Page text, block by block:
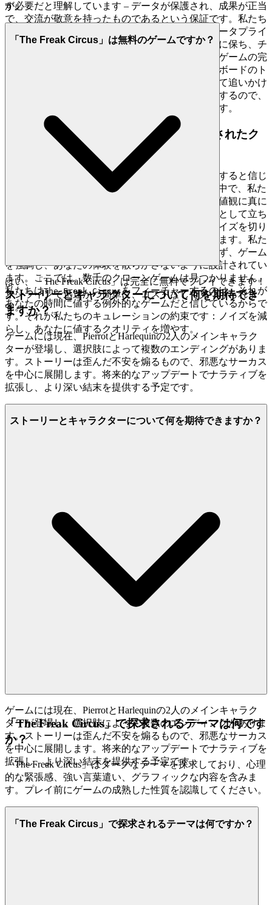
が必要だと理解しています – データが保護され、成果が正当
で、交流が敬意を持ったものであるという保証です。私たち
の堅牢なセキュリティプロトコルと揺るぎないデータプライ
バシーへのコミットメントがあなたの情報を安全に保ち、チ
ートに対するゼロトレランスポリシーがすべてのゲームの完
のリーダーボードのト
ップを目指すのは、真のスキルのテストだと知って追いかけ
てください。私たちが安全で公正な遊び場を構築するので、
あなたは自分のレガシーを築くことに集中できます。
4. プレイヤーへの敬意：キュレーションされたク
オリティファーストの世界
私たちは、あなたは量だけでなくクオリティに値すると信じ
ています。果てしないデジタル distractions の海の中で、私た
ちは革新、没入感、芸術的価値という私たちの価値観に真に
共鳴するゲームだけを手挑选ちする、識別の灯台として立ち
ます。私たちはあなたの知性と時間を尊重し、ノイズを切り
抜ける綿密にキュレーションされた選択を提供します。私た
ちのインターフェースはクリーンで速く、目立たず、ゲーム
を強調し、あなたの体験を散らかさないように設計されてい
ます。ここでは、数千のクローンゲームは見つかりません。
私たちはThe Freak Circus をフィーチャーするのは、それが
あなたの時間に値する例外的なゲームだと信じているからで
す。それが私たちのキュレーションの約束です：ノイズを減
らし、あなたに値するクオリティを増やす。
す。
「The Freak Circus」は無料のゲームですか？
はい、「The Freak Circus」は完全に無料でプレイできます！
オンラインで迅速かつ簡単に、コストなしで見つけられま
す。
ストーリーとキャラクターについて何を期待でき
ますか？
ゲームには現在、PierrotとHarlequinの2人のメインキャラク
ターが登場し、選択肢によって複数のエンディングがありま
す。ストーリーは歪んだ不安を煽るもので、邪悪なサーカス
を中心に展開します。将来的なアップデートでナラティブを
拡張し、より深い結末を提供する予定です。
ストーリーとキャラクターについて何を期待できますか？
ゲームには現在、PierrotとHarlequinの2人のメインキャラク
ターが登場し、選択肢によって複数のエンディングがありま
す。ストーリーは歪んだ不安を煽るもので、邪悪なサーカス
を中心に展開します。将来的なアップデートでナラティブを
拡張し、より深い結末を提供する予定です。
「The Freak Circus」で探求されるテーマは何です
か？
「The Freak Circus」はダークなテーマを探求しており、心理
的な緊張感、強い言葉遣い、グラフィックな内容を含みま
す。プレイ前にゲームの成熟した性質を認識してください。
「The Freak Circus」で探求されるテーマは何ですか？